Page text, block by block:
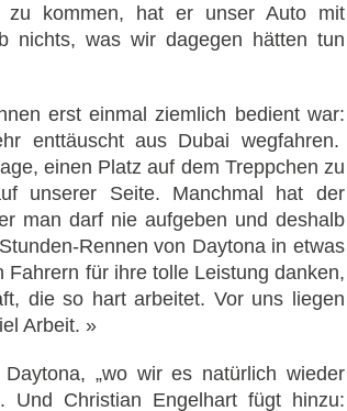
kommen, hat er unser Auto mit
nichts, was wir dagegen hätten tun
erst einmal ziemlich bedient war:
enttäuscht aus Dubai wegfahren.
einen Platz auf dem Treppchen zu
unserer Seite. Manchmal hat der
man darf nie aufgeben und deshalb
Rennen von Daytona in etwas
für ihre tolle Leistung danken,
die so hart arbeitet. Vor uns liegen
Arbeit. »
„wo wir es natürlich wieder
Und Christian Engelhart fügt hinzu: